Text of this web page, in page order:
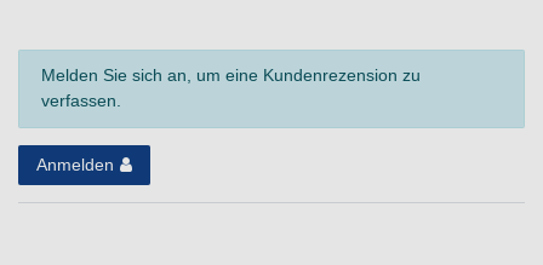
Melden Sie sich an, um eine Kundenrezension zu
verfassen.
Anmelden